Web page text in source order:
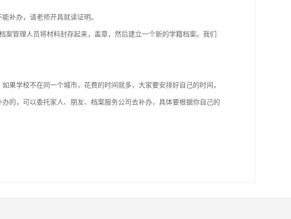
补办，请老师开具就读证明。
管理人员将材料封存起来，盖章，然后建立一个新的学籍档案。我们
果学校不在同一个城市，花费的时间就多，大家要安排好自己的时间，
的，可以委托家人、朋友、档案服务公司去补办，具体要根据你自己的